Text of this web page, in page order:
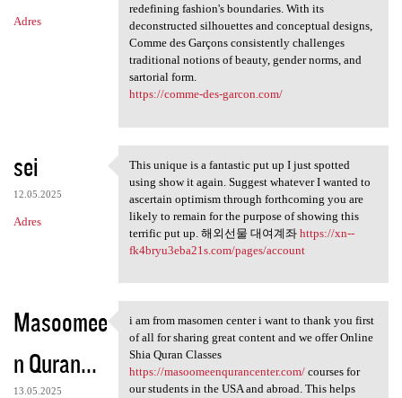
Adres
redefining fashion's boundaries. With its
deconstructed silhouettes and conceptual designs,
Comme des Garçons consistently challenges
traditional notions of beauty, gender norms, and
sartorial form.
https://comme-des-garcon.com/
sei
12.05.2025
Adres
This unique is a fantastic
This unique is a fantastic put up I just spotted
using show it again. Suggest whatever I wanted to
ascertain optimism through forthcoming you are
likely to remain for the purpose of showing this
terrific put up. 해외선물 대여계좌 https://xn--
fk4bryu3eba21s.com/pages/account
Masoomee
n Quran...
13.05.2025
i am from masomen center i
i am from masomen center i want to thank you first
of all for sharing great content and we offer Online
Shia Quran Classes
https://masoomeenqurancenter.com/courses for
our students in the USA and abroad. This helps